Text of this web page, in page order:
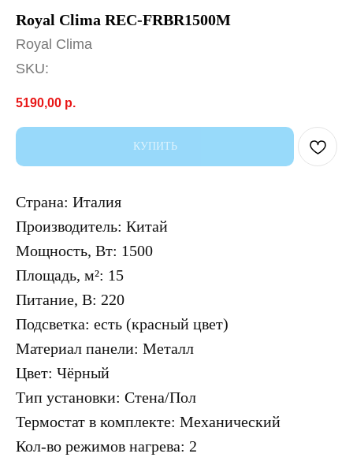
Royal Clima REC-FRBR1500M
Royal Clima
SKU:
5190,00 р.
КУПИТЬ
Страна: Италия
Производитель: Китай
Mощность, Вт: 1500
Площадь, м²: 15
Питание, В: 220
Подсветка: есть (красный цвет)
Материал панели: Металл
Цвет: Чёрный
Тип установки: Стена/Пол
Термостат в комплекте: Механический
Кол-во режимов нагрева: 2